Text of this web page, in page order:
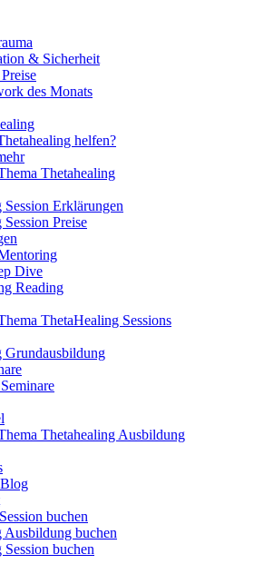
& Sicherheit
des Monats
helfen?
Thetahealing
Session Erklärungen
Preise
Dive
Reading
ThetaHealing Sessions
Grundausbildung
Thetahealing Ausbildung
buchen
Ausbildung buchen
buchen